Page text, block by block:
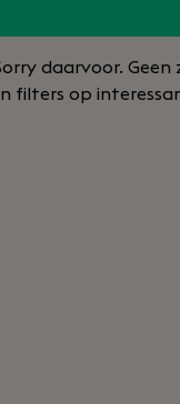
daarvoor.
filters op